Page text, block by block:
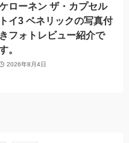
ローネン ザ・カプセル
トイ3 ベネリックの写真付
きフォトレビュー紹介で
。
2026年8月4日